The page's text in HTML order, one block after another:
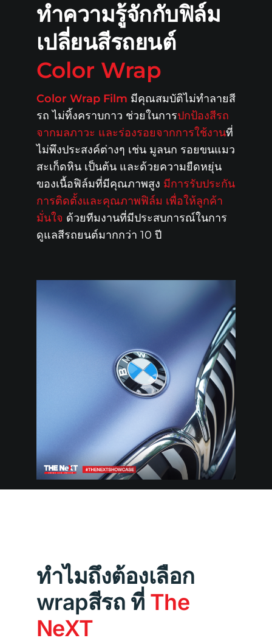
ทำความรู้จักกับฟิล์ม
เปลี่ยนสีรถยนต์
Color Wrap
Color Wrap Film มีคุณสมบัติไม่ทำลายสี
รถ ไม่ทิ้งคราบกาว ช่วยในการปกป้องสีรถ
จากมลภาวะ และร่องรอยจากการใช้งานที่
ไม่พึงประสงค์ต่างๆ เช่น มูลนก รอยขนแมว
สะเก็ดหิน เป็นต้น และด้วยความยืดหยุ่น
ของเนื้อฟิล์มที่มีคุณภาพสูง มีการรับประกัน
การติดตั้งและคุณภาพฟิล์ม เพื่อให้ลูกค้า
มั่นใจ ด้วยทีมงานที่มีประสบการณ์ในการ
ดูแลสีรถยนต์มากกว่า 10 ปี
ทำไมถึงต้องเลือก
wrapสีรถ ที่ The
NeXT